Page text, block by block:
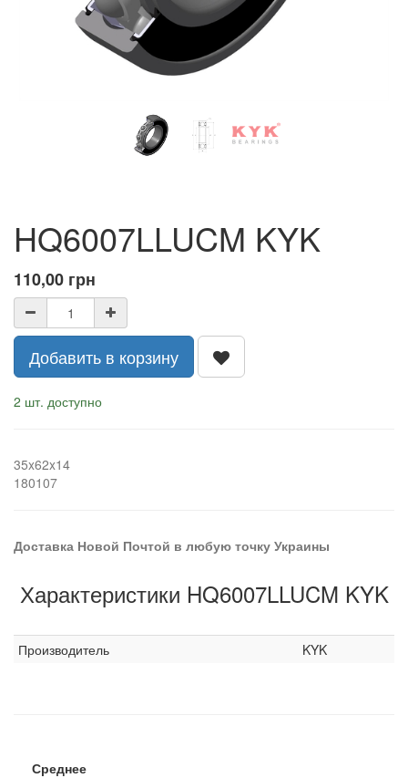
HQ6007LLUCM KYK
110,00 грн
Добавить в корзину
2 шт. доступно
35x62x14
180107
Доставка Новой Почтой в любую точку Украины
Характеристики HQ6007LLUCM KYK
Производитель KYK
Среднее